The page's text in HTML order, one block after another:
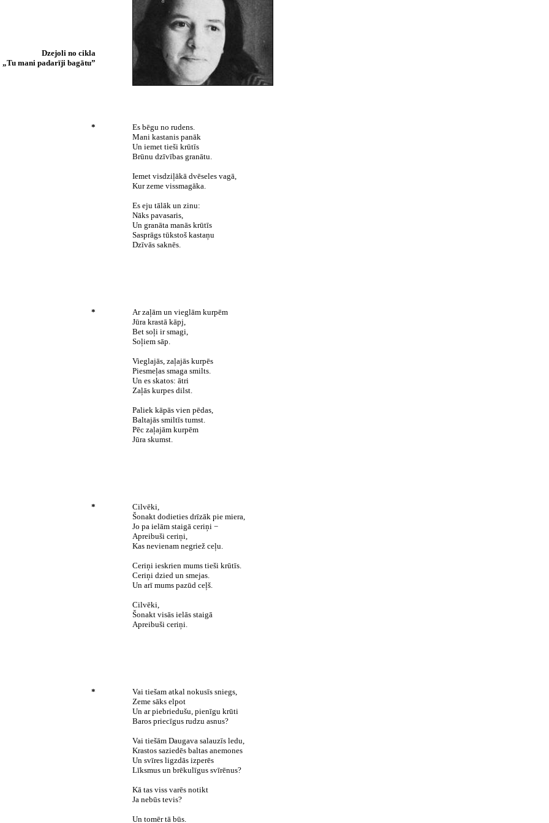
Dzejoli no cikla
„Tu mani padarīji bagātu”
*
Es bēgu no rudens.
Mani kastanis panāk
Un iemet tieši krūtīs
Brūnu dzīvības granātu.
Iemet visdziļākā dvēseles vagā,
Kur zeme vissmagāka.
Es eju tālāk un zinu:
Nāks pavasaris,
Un granāta manās krūtīs
Sasprāgs tūkstoš kastaņu
Dzīvās saknēs.
*
Ar zaļām un vieglām kurpēm
Jūra krastā kāpj,
Bet soļi ir smagi,
Soļiem sāp.
Vieglajās, zaļajās kurpēs
Piesmeļas smaga smilts.
Un es skatos: ātri
Zaļās kurpes dilst.
Paliek kāpās vien pēdas,
Baltajās smiltīs tumst.
Pēc zaļajām kurpēm
Jūra skumst.
*
Cilvēki,
Šonakt dodieties drīzāk pie miera,
Jo pa ielām staigā ceriņi −
Apreibuši ceriņi,
Kas nevienam negriež ceļu.
Ceriņi ieskrien mums tieši krūtīs.
Ceriņi dzied un smejas.
Un arī mums pazūd ceļš.
Cilvēki,
Šonakt visās ielās staigā
Apreibuši ceriņi.
*
Vai tiešam atkal nokusīs sniegs,
Zeme sāks elpot
Un ar piebriedušu, pienīgu krūti
Baros priecīgus rudzu asnus?
Vai tiešām Daugava salauzīs ledu,
Krastos saziedēs baltas anemones
Un svīres ligzdās izperēs
Līksmus un brēkulīgus svīrēnus?
Kā tas viss varēs notikt
Ja nebūs tevis?
Un tomēr tā būs.